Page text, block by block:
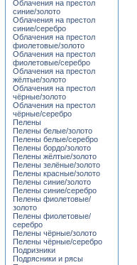
Облачения на престол
синие/золото
Облачения на престол
синие/серебро
Облачения на престол
фиолетовые/золото
Облачения на престол
фиолетовые/серебро
Облачения на престол
жёлтые/золото
Облачения на престол
чёрные/золото
Облачения на престол
чёрные/серебро
Пелены
Пелены белые/золото
Пелены белые/серебро
Пелены бордо/золото
Пелены жёлтые/золото
Пелены зелёные/золото
Пелены красные/золото
Пелены синие/золото
Пелены синие/серебро
Пелены фиолетовые/
золото
Пелены фиолетовые/
серебро
Пелены чёрные/золото
Пелены чёрные/серебро
Подризники
Подрясники и рясы